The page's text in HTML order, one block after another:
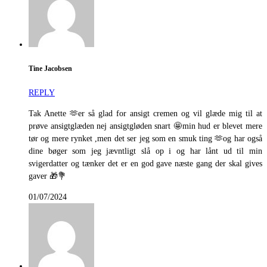
Tine Jacobsen
REPLY
Tak Anette 🫶er så glad for ansigt cremen og vil glæde mig til at
prøve ansigtglæden nej ansigtgløden snart 🤩min hud er blevet mere
tør og mere rynket ,men det ser jeg som en smuk ting 🫶og har også
dine bøger som jeg jævntligt slå op i og har lånt ud til min
svigerdatter og tænker det er en god gave næste gang der skal gives
gaver 🎁💐
01/07/2024